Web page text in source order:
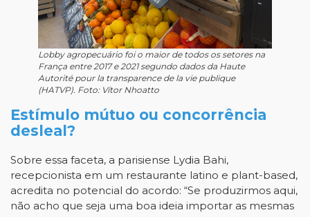
Lobby agropecuário foi o maior de todos os setores na
França entre 2017 e 2021 segundo dados da Haute
Autorité pour la transparence de la vie publique
(HATVP). Foto: Vítor Nhoatto
Estímulo mútuo ou concorrência
desleal?
Sobre essa faceta, a parisiense Lydia Bahi,
recepcionista em um restaurante latino e plant-based,
acredita no potencial do acordo: “Se produzirmos aqui,
não acho que seja uma boa ideia importar as mesmas